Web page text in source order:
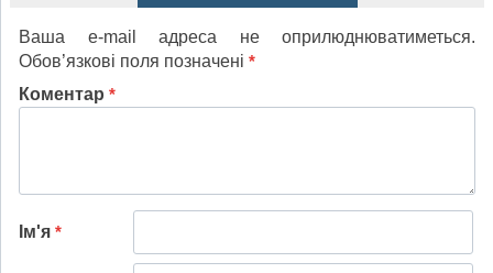
Ваша e-mail адреса не оприлюднюватиметься.
Обов’язкові поля позначені *
Коментар *
Ім'я *